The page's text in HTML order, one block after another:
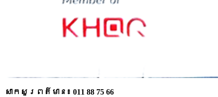
សាកសួរពត៌មាន៖ 011 88 75 66